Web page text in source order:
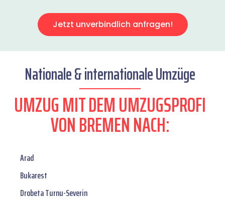
Jetzt unverbindlich anfragen!
Nationale & internationale Umzüge
UMZUG MIT DEM UMZUGSPROFI
VON BREMEN NACH:
Arad
Bukarest
Drobeta Turnu-Severin